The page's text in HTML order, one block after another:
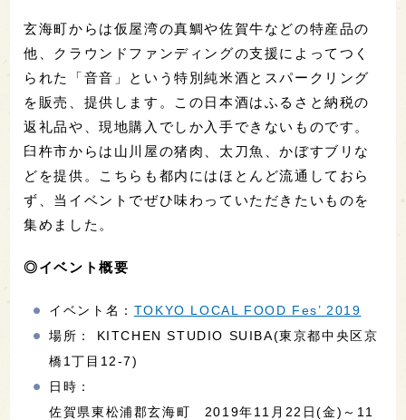
玄海町からは仮屋湾の真鯛や佐賀牛などの特産品の
他、クラウンドファンディングの支援によってつく
られた「音音」という特別純米酒とスパークリング
を販売、提供します。この日本酒はふるさと納税の
返礼品や、現地購入でしか入手できないものです。
臼杵市からは山川屋の猪肉、太刀魚、かぼすブリな
どを提供。こちらも都内にはほとんど流通しておら
ず、当イベントでぜひ味わっていただきたいものを
集めました。
◎イベント概要
イベント名： TOKYO LOCAL FOOD Fes’ 2019
場所： KITCHEN STUDIO SUIBA(東京都中央区京
橋1丁目12-7)
日時：
佐賀県東松浦郡玄海町 2019年11月22日(金)～11